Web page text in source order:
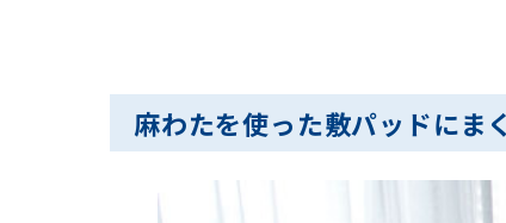
麻わたを使った敷パッドにま